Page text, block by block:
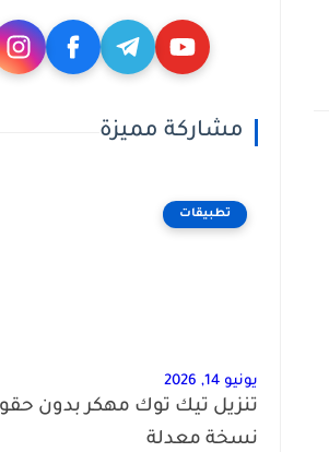
مشاركة مميزة
تطبيقات
يونيو 14, 2026
تنزيل تيك توك مهكر بدون
نسخة معدلة